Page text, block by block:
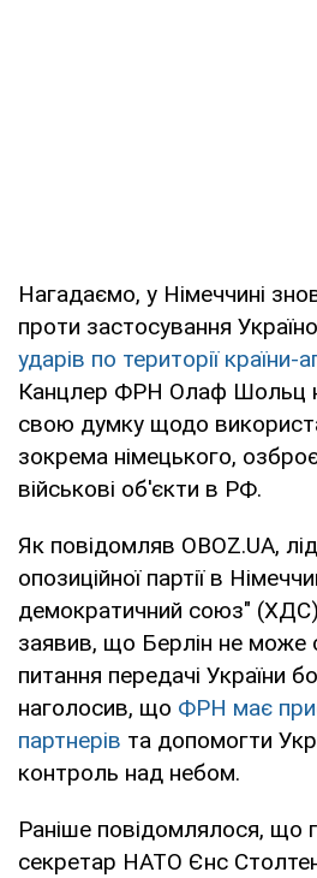
Нагадаємо, у Німеччині
проти застосування
ударів по території країни-
Канцлер ФРН Олаф Шольц
свою думку щодо
зокрема німецького,
військові об'єкти в РФ.
Як повідомляв OBOZ.UA,
опозиційної партії в
демократичний союз"
заявив, що Берлін не може
питання передачі України
наголосив, що ФРН має
партнерів та допомогти
контроль над небом.
Раніше повідомлялося, що
секретар НАТО Єнс